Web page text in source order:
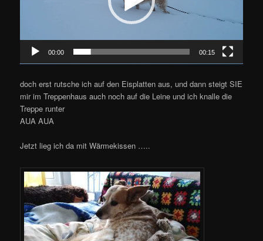
00:00 00:15
doch erst rutsche ich auf den Eisplatten aus, und dann steigt SIE
mir im Treppenhaus auch noch auf die Leine und ich knalle die
Treppe runter
AUA AUA
Jetzt lieg ich da mit Wärmekissen …..